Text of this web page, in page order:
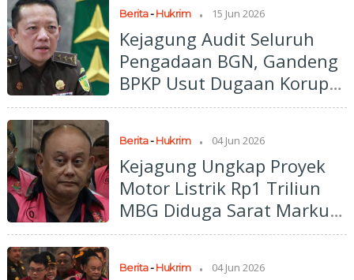
Berita-Hukrim . 15 Jun 2026
Kejagung Audit Seluruh
Pengadaan BGN, Gandeng
BPKP Usut Dugaan Korupsi
MBG
Berita-Hukrim . 04 Jun 2026
Kejagung Ungkap Proyek
Motor Listrik Rp1 Triliun
MBG Diduga Sarat Markup,
Vendor Tak Penuhi Syarat
Berita-Hukrim . 04 Jun 2026